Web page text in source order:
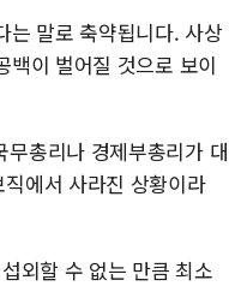
는 말로 축약됩니다. 사상
이 벌어질 것으로 보이
총리나 경제부총리가 대
에서 사라진 상황이라
외할 수 없는 만큼 최소